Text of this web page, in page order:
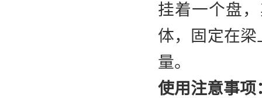
挂着一个盘
体，固定在
量。
使用注意事项